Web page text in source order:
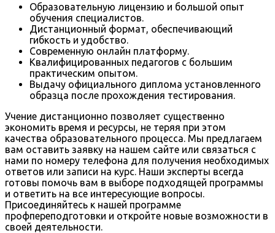
Образовательную лицензию и большой опыт
обучения специалистов.
Дистанционный формат, обеспечивающий
гибкость и удобство.
Современную онлайн платформу.
Квалифицированных педагогов с большим
практическим опытом.
Выдачу официального диплома установленного
образца после прохождения тестирования.
Учение дистанционно позволяет существенно
экономить время и ресурсы, не теряя при этом
качества образовательного процесса. Мы предлагаем
вам оставить заявку на нашем сайте или связаться с
нами по номеру телефона для получения необходимых
ответов или записи на курс. Наши эксперты всегда
готовы помочь вам в выборе подходящей программы
и ответить на все интересующие вопросы.
Присоединяйтесь к нашей программе
профпереподготовки и откройте новые возможности в
своей деятельности.